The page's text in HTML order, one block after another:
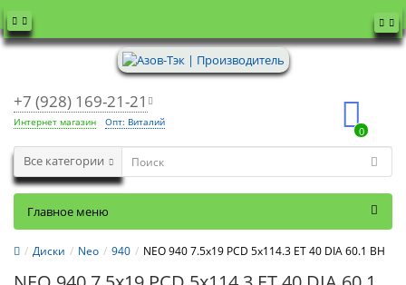
+7 (928) 169-21-21
Интернет магазин Опт: Виталий
0
Все категории
Главное меню
Диски Neo 940 NEO 940 7.5x19 PCD 5x114.3 ET 40 DIA 60.1 BH